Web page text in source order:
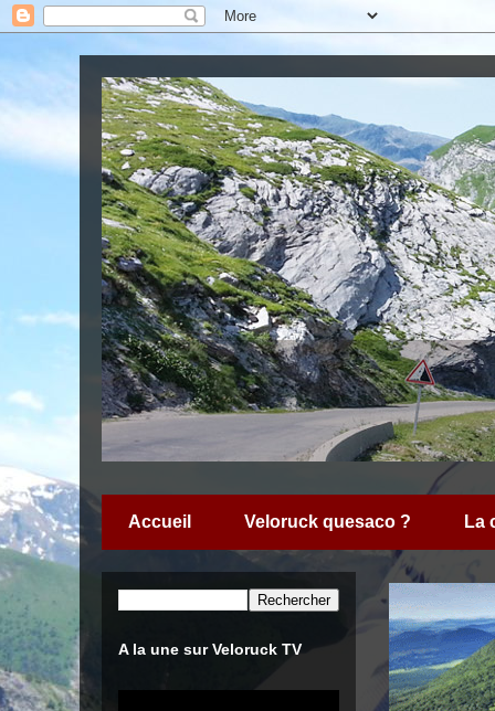
Accueil Veloruck quesaco ? La
A la une sur Veloruck TV